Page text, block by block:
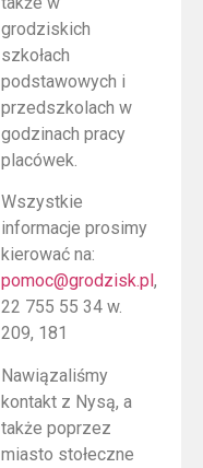
grodziskich
szkołach
podstawowych i
przedszkolach w
godzinach pracy
placówek.
Wszystkie
informacje prosimy
kierować na:
pomoc@grodzisk.pl ,
22 755 55 34 w.
209, 181
Nawiązaliśmy
kontakt z Nysą, a
także poprzez
miasto stołeczne